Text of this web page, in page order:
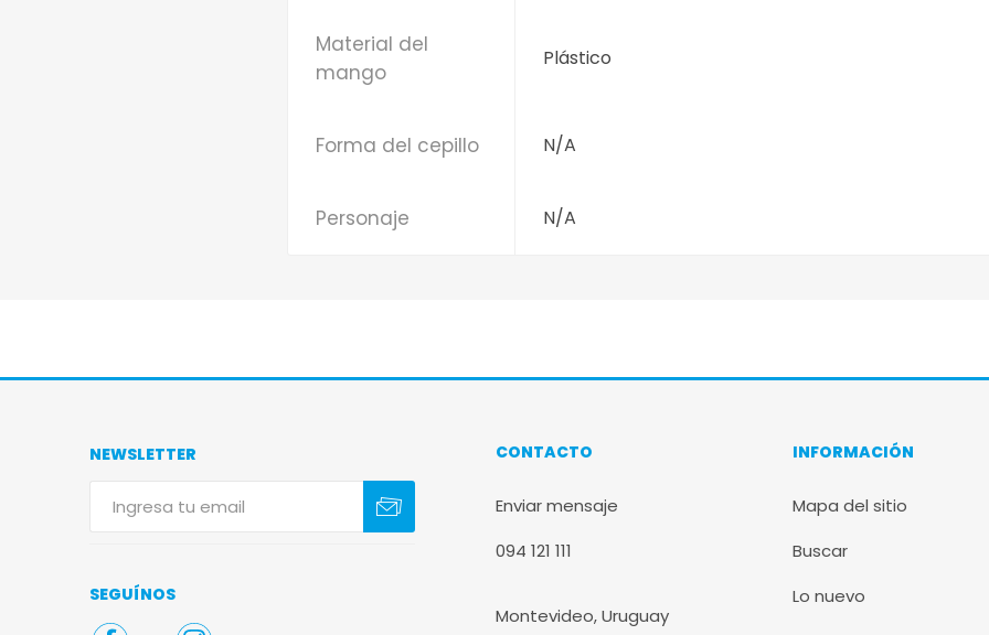
Material del
mango
Plástico
Forma del cepillo N/A
Personaje N/A
NEWSLETTER
SEGUÍNOS
CONTACTO
Enviar mensaje
094 121 111
Montevideo, Uruguay
INFORMACIÓN
Mapa del sitio
Buscar
Lo nuevo